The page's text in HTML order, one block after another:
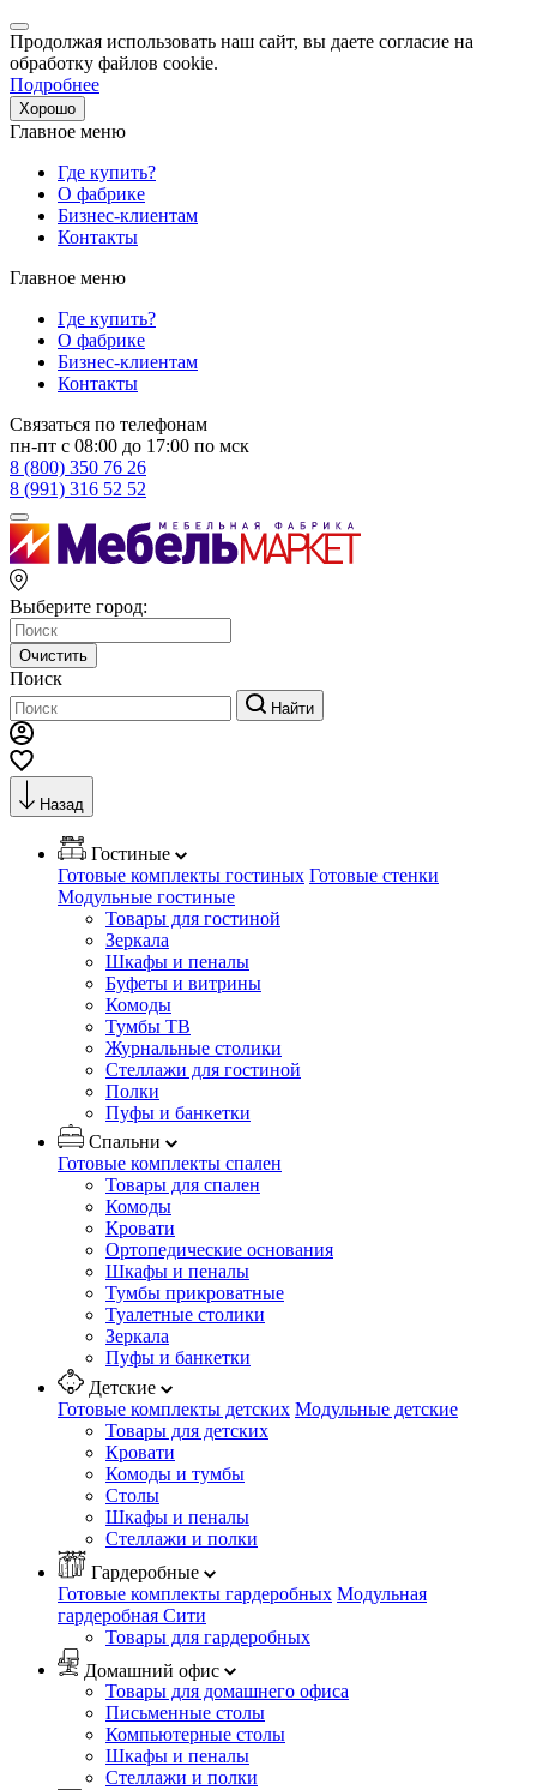
Продолжая использовать наш сайт, вы даете согласие на
обработку файлов cookie.
Подробнее
Хорошо
Главное меню
Где купить?
О фабрике
Бизнес-клиентам
Контакты
Главное меню
Где купить?
О фабрике
Бизнес-клиентам
Контакты
Связаться по телефонам
пн-пт с 08:00 до 17:00 по мск
8 (800) 350 76 26
8 (991) 316 52 52
Выберите город:
Очистить
Поиск
Найти
Назад
Гостиные
Готовые комплекты гостиных Готовые стенки
Модульные гостиные
Товары для гостиной
Зеркала
Шкафы и пеналы
Буфеты и витрины
Комоды
Тумбы ТВ
Журнальные столики
Стеллажи для гостиной
Полки
Пуфы и банкетки
Спальни
Готовые комплекты спален
Товары для спален
Комоды
Кровати
Ортопедические основания
Шкафы и пеналы
Тумбы прикроватные
Туалетные столики
Зеркала
Пуфы и банкетки
Детские
Готовые комплекты детских Модульные детские
Товары для детских
Кровати
Комоды и тумбы
Столы
Шкафы и пеналы
Стеллажи и полки
Гардеробные
Готовые комплекты гардеробных Модульная
гардеробная Сити
Товары для гардеробных
Домашний офис
Товары для домашнего офиса
Письменные столы
Компьютерные столы
Шкафы и пеналы
Стеллажи и полки